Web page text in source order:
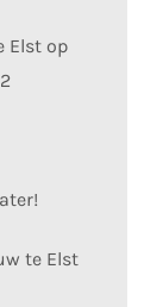
Elst op
te Elst